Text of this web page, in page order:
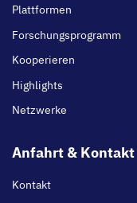
Plattformen
Forschungsprogramm
Kooperieren
Highlights
Netzwerke
Anfahrt & Kontakt
Kontakt